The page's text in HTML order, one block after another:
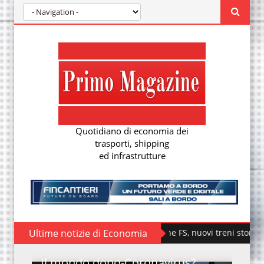
Quotidiano di economia dei
trasporti, shipping
ed infrastrutture
Ultime notizie di EconomiaFondazione FS, nuovi treni storici speciali